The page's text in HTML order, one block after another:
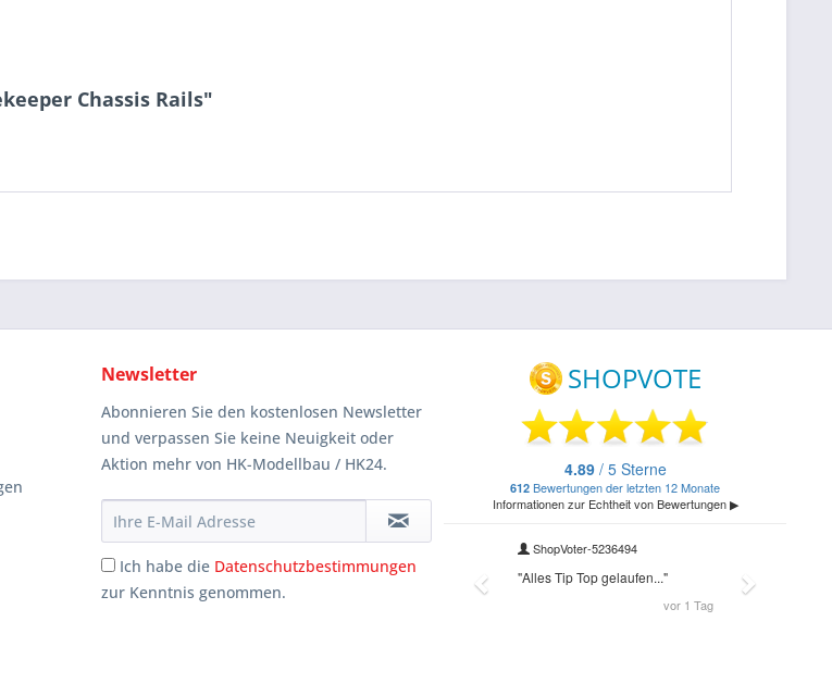
Chassis Rails"
Newsletter
Abonnieren Sie den kostenlosen Newsletter
und verpassen Sie keine Neuigkeit oder
Aktion mehr von HK-Modellbau / HK24.
Ich habe die Datenschutzbestimmungen
zur Kenntnis genommen.